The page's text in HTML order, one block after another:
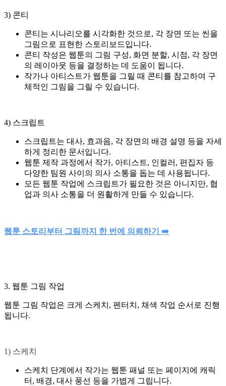
3) 콘티
콘티는 시나리오를 시각화한 것으로, 각 장면 또는 씬을
그림으로 표현한 스토리보드입니다.
콘티 작성은 웹툰의 그림 구성, 화면 분할, 시점, 각 장면
의 레이아웃 등을 결정하는 데 도움이 됩니다.
작가나 아티스트가 웹툰을 그릴 때 콘티를 참고하여 구
체적인 그림을 그릴 수 있습니다.
4) 스크립트
스크립트는 대사, 효과음, 각 장면의 배경 설명 등을 자세
하게 정리한 문서입니다.
웹툰 제작 과정에서 작가, 아티스트, 인컬러, 편집자 등
다양한 팀원 사이의 의사 소통을 돕는 데 사용됩니다.
모든 웹툰 작업에 스크립트가 필요한 것은 아니지만, 협
업과 의사 소통을 더 원활하게 만들 수 있습니다.
웹툰 스토리부터 그림까지 한 번에 의뢰하기 ➡️
3. 웹툰 그림 작업
웹툰 그림 작업은 크게 스케치, 펜터치, 채색 작업 순서로 진행
됩니다.
1) 스케치
스케치 단계에서 작가는 웹툰 패널 또는 페이지에 캐릭
터, 배경, 대사 풍선 등을 가볍게 그립니다.